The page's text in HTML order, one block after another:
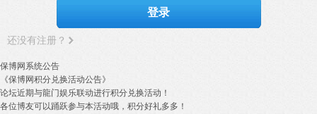
登录
还没有注册？
保博网系统公告
《保博网积分兑换活动公告》
论坛近期与龍门娱乐联动进行积分兑换活动！
各位博友可以踊跃参与本活动哦，积分好礼多多！